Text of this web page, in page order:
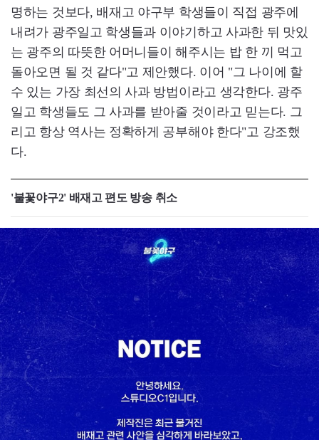
명하는 것보다, 배재고 야구부 학생들이 직접 광주에
내려가 광주일고 학생들과 이야기하고 사과한 뒤 맛있
는 광주의 따뜻한 어머니들이 해주시는 밥 한 끼 먹고
돌아오면 될 것 같다"고 제안했다. 이어 "그 나이에 할
수 있는 가장 최선의 사과 방법이라고 생각한다. 광주
일고 학생들도 그 사과를 받아줄 것이라고 믿는다. 그
리고 항상 역사는 정확하게 공부해야 한다"고 강조했
다.
'불꽃야구2' 배재고 편도 방송 취소